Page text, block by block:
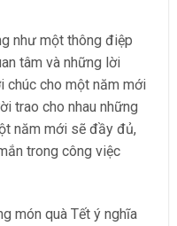
như một thông điệp
tâm và những lời
chúc cho một năm mới
trao cho nhau những
năm mới sẽ đầy đủ,
trong công việc
món quà Tết ý nghĩa